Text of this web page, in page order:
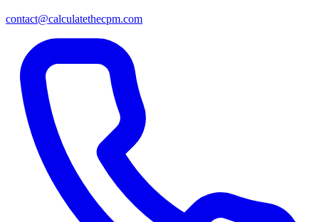
contact@calculatethecpm.com